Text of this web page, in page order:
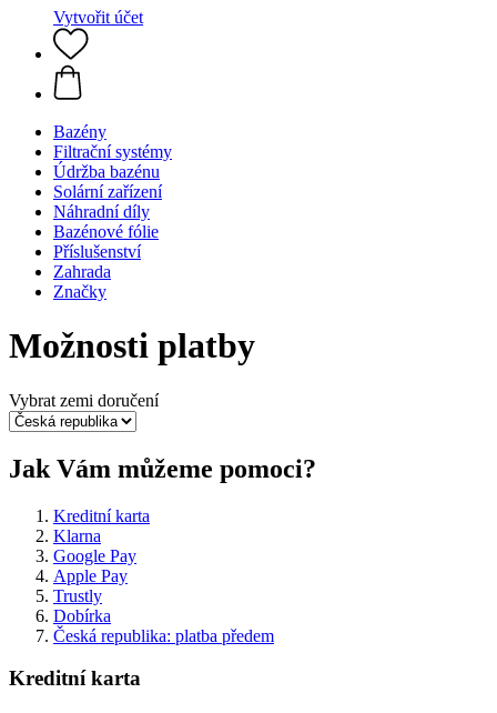
Vytvořit účet
Bazény
Filtrační systémy
Údržba bazénu
Solární zařízení
Náhradní díly
Bazénové fólie
Příslušenství
Zahrada
Značky
Možnosti platby
Vybrat zemi doručení
Jak Vám můžeme pomoci?
Kreditní karta
Klarna
Google Pay
Apple Pay
Trustly
Dobírka
Česká republika: platba předem
Kreditní karta